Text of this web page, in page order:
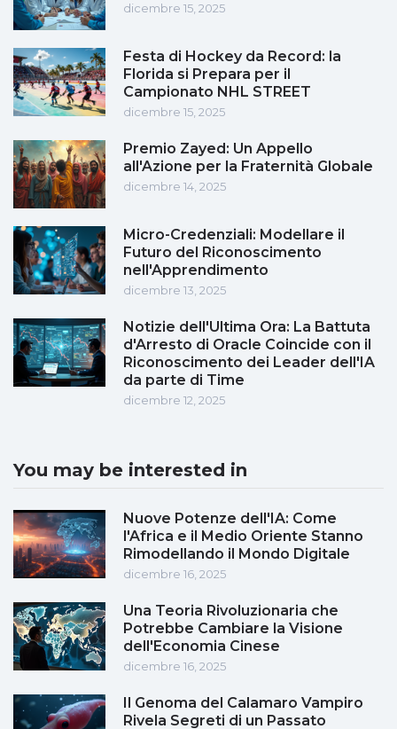
dicembre 15, 2025
Festa di Hockey da Record: la
Florida si Prepara per il
Campionato NHL STREET
dicembre 15, 2025
Premio Zayed: Un Appello
all'Azione per la Fraternità Globale
dicembre 14, 2025
Micro-Credenziali: Modellare il
Futuro del Riconoscimento
nell'Apprendimento
dicembre 13, 2025
Notizie dell'Ultima Ora: La Battuta
d'Arresto di Oracle Coincide con il
Riconoscimento dei Leader dell'IA
da parte di Time
dicembre 12, 2025
You may be interested in
Nuove Potenze dell'IA: Come
l'Africa e il Medio Oriente Stanno
Rimodellando il Mondo Digitale
dicembre 16, 2025
Una Teoria Rivoluzionaria che
Potrebbe Cambiare la Visione
dell'Economia Cinese
dicembre 16, 2025
Il Genoma del Calamaro Vampiro
Rivela Segreti di un Passato